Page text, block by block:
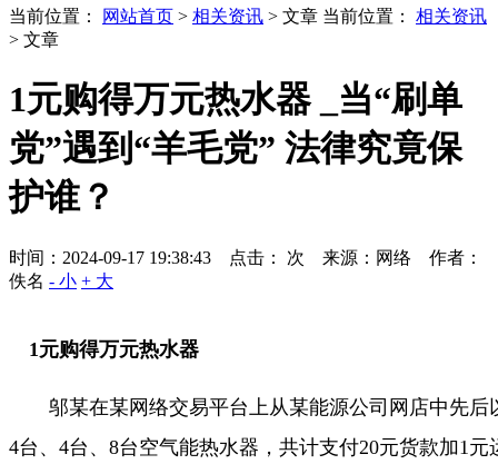
当前位置： 网站首页 > 相关资讯 > 文章 当前位置： 相关资讯
> 文章
1元购得万元热水器 _当“刷单
党”遇到“羊毛党” 法律究竟保
护谁？
时间：2024-09-17 19:38:43 点击： 次 来源：网络 作者：
佚名 - 小 + 大
1元购得万元热水器
邬某在某网络交易平台上从某能源公司网店中先后
4台、4台、8台空气能热水器，共计支付20元货款加1